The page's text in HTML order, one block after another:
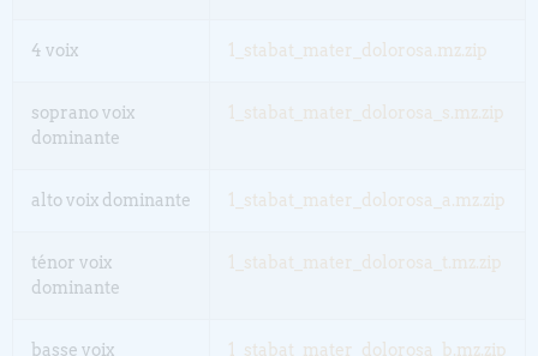
4 voix 1_stabat_mater_dolorosa.mz.zip
soprano voix
dominante
1_stabat_mater_dolorosa_s.mz.zip
alto voix dominante 1_stabat_mater_dolorosa_a.mz.zip
ténor voix
dominante
1_stabat_mater_dolorosa_t.mz.zip
basse voix
1_stabat_mater_dolorosa_b.mz.zip